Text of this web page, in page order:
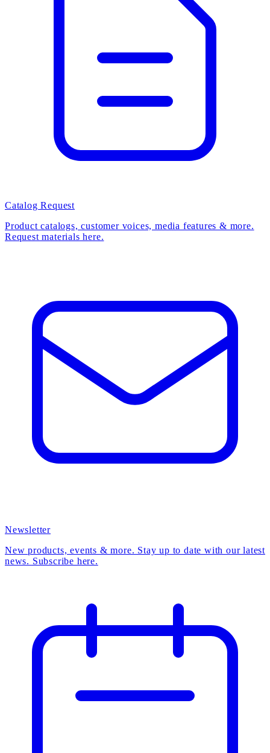
Catalog Request
Product catalogs, customer voices, media features & more.
Request materials here.
Newsletter
New products, events & more. Stay up to date with our latest
news. Subscribe here.